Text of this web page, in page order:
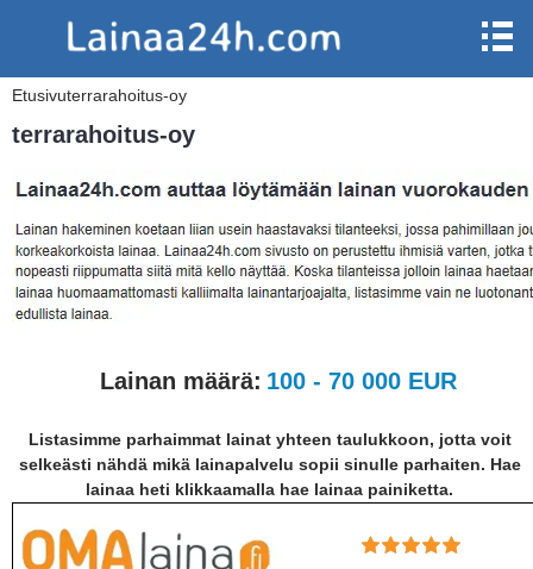
Etusivuterrarahoitus-oy
terrarahoitus-oy
Lainan määrä: 100 - 70 000 EUR
Listasimme parhaimmat lainat yhteen taulukkoon, jotta voit
selkeästi nähdä mikä lainapalvelu sopii sinulle parhaiten. Hae
lainaa heti klikkaamalla hae lainaa painiketta.